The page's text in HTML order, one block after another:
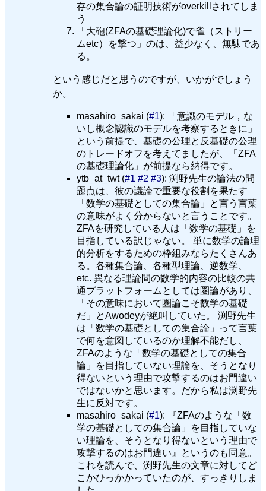
存の集合論の証明技術がoverkillされてしま
う
「大砲(ZFAの基礎理論化)で雀（ストリー
ムetc）を撃つ」のは、益少なく、無駄であ
る。
という感じだと思うのですが、いかがでしょう
か。
masahiro_sakai (#1): 「意識のモデル，な
いし概念認識のモデルを考察するときに」
という前提で、基礎の公理と反基礎の公理
のトレードオフを考えてましたが、「ZFA
の基礎理論化」が前提なら納得です。
ytb_at_twt (#1 #2 #3): 渕野先生の論法の問
題点は、彼の議論で重要な役割を果たす
「数学の基礎としての集合論」と言う言葉
の意味がよく分からないと言うことです。
ZFAを研究している人は「数学の基礎」を
目指している訳じゃない。 単に数学の論理
的分析をするための枠組みならたくさんあ
る。各種集合論、各種型理論、逆数学、
etc. 異なる理論間の数学的内容の比較の共
通プラットフォームとしては圏論があり、
「その意味において圏論こそ数学の基礎
だ」とAwodeyが絶叫していた。 渕野先生
は「数学の基礎としての集合論」って言葉
で何を意図しているのか理解不能だし、
ZFAのような「数学の基礎としての集合
論」を目指していない理論を、そうとなり
得ないという理由で攻撃するのはお門違い
ではないかと思います。だから私は渕野先
生に反対です。
masahiro_sakai (#1): 『ZFAのような「数
学の基礎としての集合論」を目指していな
い理論を、そうとなり得ないという理由で
攻撃するのはお門違い』というのも同意。
これを読んで、渕野先生の文章に対してど
こかひっかかっていたのが、すっきりしま